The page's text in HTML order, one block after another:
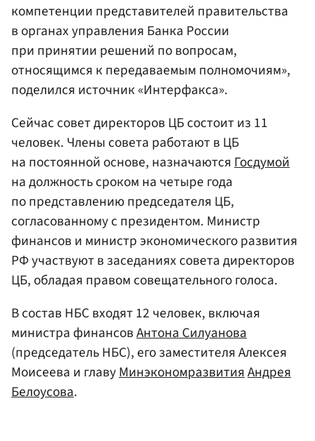
компетенции представителей правительства
в органах управления Банка России
при принятии решений по вопросам,
относящимся к передаваемым полномочиям»,
поделился источник «Интерфакса».
Сейчас совет директоров ЦБ состоит из 11
человек. Члены совета работают в ЦБ
на постоянной основе, назначаютсяГосдумой
на должность сроком на четыре года
по представлению председателя ЦБ,
согласованному с президентом. Министр
финансов и министр экономического развития
РФ участвуют в заседаниях совета директоров
ЦБ, обладая правом совещательного голоса.
В состав НБС входят 12 человек, включая
министра финансовАнтона Силуанова
(председатель НБС), его заместителя Алексея
Моисеева и главуМинэкономразвитияАндрея
Белоусова.